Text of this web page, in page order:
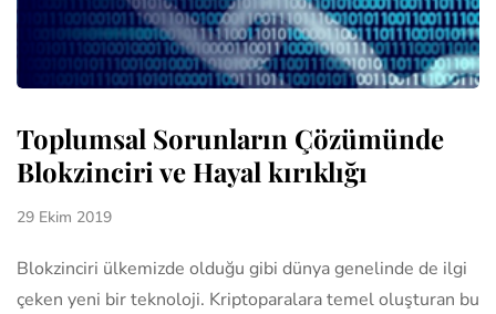
Toplumsal Sorunların Çözümünde
Blokzinciri ve Hayal kırıklığı
29 Ekim 2019
Blokzinciri ülkemizde olduğu gibi dünya genelinde de ilgi
çeken yeni bir teknoloji. Kriptoparalara temel oluşturan bu